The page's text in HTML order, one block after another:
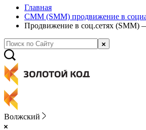
Главная
СММ (SMM) продвижение в
Продвижение в соц.сетях (SMM)
Волжский